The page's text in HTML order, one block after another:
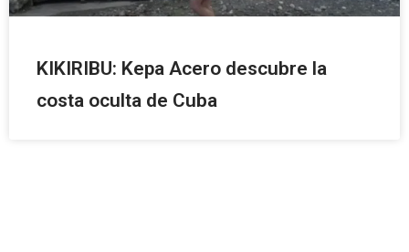
KIKIRIBU: Kepa Acero descubre la
costa oculta de Cuba